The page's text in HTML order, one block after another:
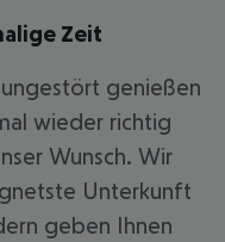
Zeit
ungestört genießen
wieder richtig
Wunsch. Wir
Unterkunft
geben Ihnen